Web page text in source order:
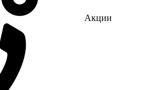
Акции